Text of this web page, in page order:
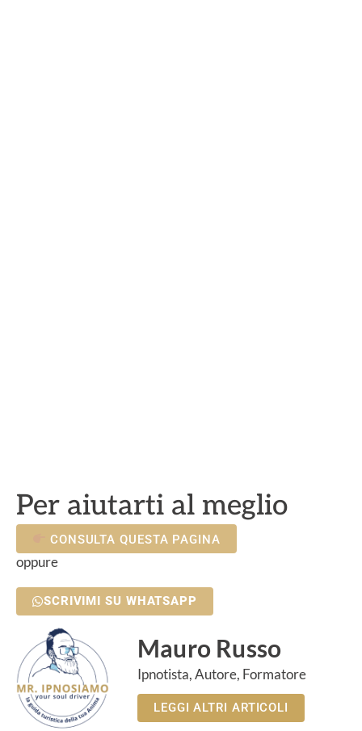
Per aiutarti al meglio
CONSULTA QUESTA PAGINA
oppure
SCRIVIMI SU WHATSAPP
Mauro Russo
Ipnotista, Autore, Formatore
LEGGI ALTRI ARTICOLI